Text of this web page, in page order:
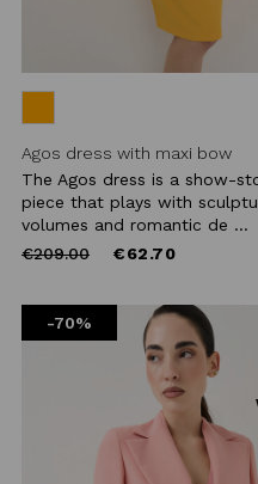
Agos dress with maxi bow
The Agos dress is a show-
piece that plays with
volumes and romantic de ...
Price
€209.00to €62.70
-70%